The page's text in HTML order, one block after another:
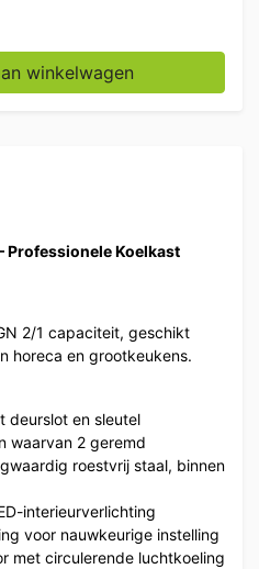
deurs Koeling Koelkast
winkelwagen
Professionele Koelkast
2/1 capaciteit, geschikt
horeca en grootkeukens.
deurslot en sleutel
waarvan 2 geremd
roestvrij staal, binnen
interieurverlichting
voor nauwkeurige instelling
met circulerende luchtkoeling